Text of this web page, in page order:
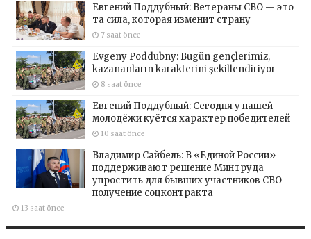
Евгений Поддубный: Ветераны СВО — это
та сила, которая изменит страну
7 saat önce
Evgeny Poddubny: Bugün gençlerimiz,
kazananların karakterini şekillendiriyor
8 saat önce
Евгений Поддубный: Сегодня у нашей
молодёжи куётся характер победителей
10 saat önce
Владимир Сайбель: В «Единой России»
поддерживают решение Минтруда
упростить для бывших участников СВО
получение соцконтракта
13 saat önce